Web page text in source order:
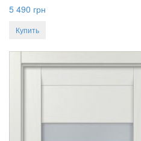
5 490 грн
Купить